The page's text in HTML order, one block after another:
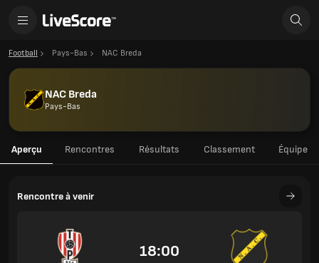
Football Pays-Bas NAC Breda
NAC Breda
Pays-Bas
Aperçu Rencontres Résultats Classement Équipe
Rencontre à venir
18:00